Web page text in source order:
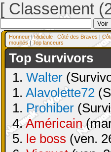
[ Classement
Honneur|Ridicule | Côté des Braves |
mouillés| Top lanceurs
Top Survivors
1. Walter
1. Alavolette72
1. Prohiber
4.Américain
5. le boss (ven.